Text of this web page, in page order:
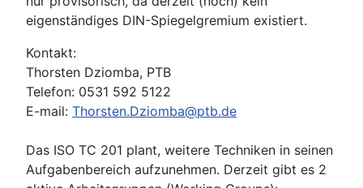
eigenständiges DIN-Spiegelgremium existiert.
Kontakt:
Thorsten Dziomba, PTB
Telefon: 0531 592 5122
E-mail: Thorsten.Dziomba@ptb.de
Das ISO TC 201 plant, weitere Techniken in seinen
Aufgabenbereich aufzunehmen. Derzeit gibt es 2